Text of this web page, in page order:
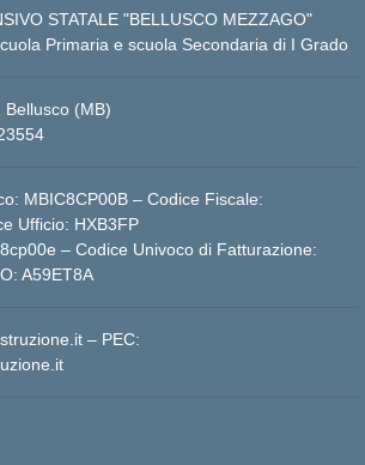
STATALE "BELLUSCO MEZZAGO"
Primaria e scuola Secondaria di I Grado
(MB)
MBIC8CP00B – Codice Fiscale:
Ufficio: HXB3FP
– Codice Univoco di Fatturazione:
A59ET8A
– PEC: